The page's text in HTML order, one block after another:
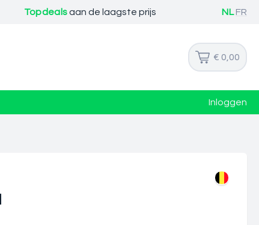
Topdealsaan de laagste prijs NL FR
€ 0,00
Inloggen